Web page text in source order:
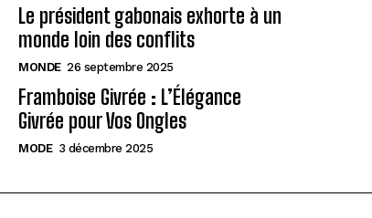
Le président gabonais exhorte à un
monde loin des conflits
MONDE 26 septembre 2025
Framboise Givrée : L’Élégance
Givrée pour Vos Ongles
MODE 3 décembre 2025